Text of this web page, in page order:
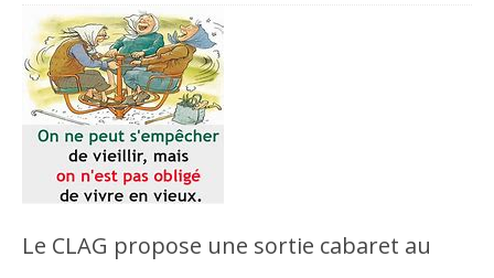
Le CLAG propose une sortie cabaret au